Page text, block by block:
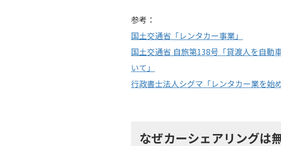
参考：
国土交通省「レンタカー事業」
国土交通省 自旅第138号「貸渡人を自動
いて」
行政書士法人シグマ「レンタカー業を始
なぜカーシェアリングは